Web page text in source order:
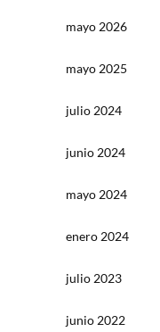
mayo 2026
mayo 2025
julio 2024
junio 2024
mayo 2024
enero 2024
julio 2023
junio 2022